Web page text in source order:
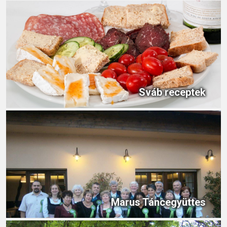
Sváb receptek
Marus Táncegyüttes